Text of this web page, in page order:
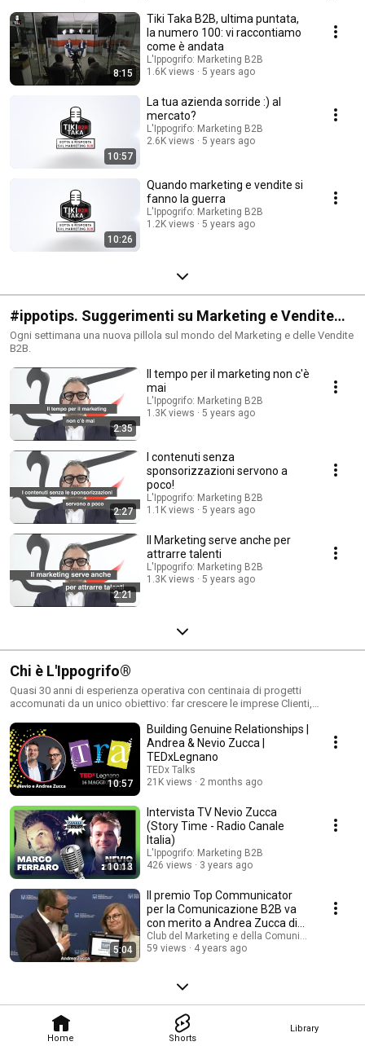
Home Shorts
Library
8:15
Tiki Taka B2B, ultima puntata,
la numero 100: vi raccontiamo
come è andata
L'Ippogrifo: Marketing B2B
1.6K views
5 years ago
10:57
La tua azienda sorride :) al
mercato?
L'Ippogrifo: Marketing B2B
2.6K views
5 years ago
10:26
Quando marketing e vendite si
fanno la guerra
L'Ippogrifo: Marketing B2B
1.2K views
5 years ago
#ippotips. Suggerimenti su Marketing e Vendite
B2B
Ogni settimana una nuova pillola sul mondo del Marketing e delle Vendite
B2B.
2:35
Il tempo per il marketing non c'è
mai
L'Ippogrifo: Marketing B2B
1.3K views
5 years ago
2:27
I contenuti senza
sponsorizzazioni servono a
poco!
L'Ippogrifo: Marketing B2B
1.1K views
5 years ago
2:21
Il Marketing serve anche per
attrarre talenti
L'Ippogrifo: Marketing B2B
1.3K views
5 years ago
Chi è L'Ippogrifo®
Quasi 30 anni di esperienza operativa con centinaia di progetti
accomunati da un unico obiettivo: far crescere le imprese Clienti,
10:57
Building Genuine Relationships |
Andrea & Nevio Zucca |
TEDxLegnano
TEDx Talks
21K views
2 months ago
10:13
Intervista TV Nevio Zucca
(Story Time - Radio Canale
Italia)
L'Ippogrifo: Marketing B2B
426 views
3 years ago
5:04
Il premio Top Communicator
per la Comunicazione B2B va
con merito a Andrea Zucca di
l'Ippogrifo
Club del Marketing e della Comunicazione
59 views
4 years ago